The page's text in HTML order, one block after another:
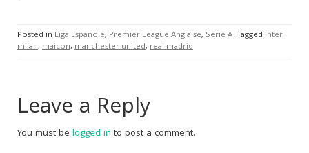
Posted in Liga Espanole, Premier League Anglaise, Serie A Tagged inter
milan, maicon, manchester united, real madrid
Leave a Reply
You must be logged in to post a comment.